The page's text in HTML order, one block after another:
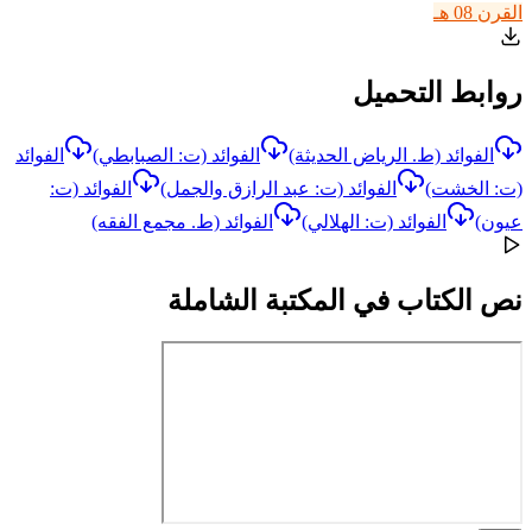
القرن 08 هـ
روابط التحميل
الفوائد (ط. الرياض الحديثة) الفوائد (ت: الصبابطي)
الفوائد
(ت: الخشت)
الفوائد (ت: عبد الرازق والجمل)
الفوائد (ت:
عيون)
الفوائد (ت: الهلالي) الفوائد (ط. مجمع الفقه)
نص الكتاب في المكتبة الشاملة